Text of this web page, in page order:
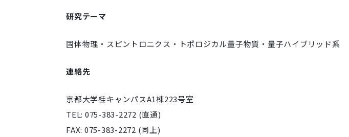
研究テーマ
固体物理・スピントロニクス・トポロジカル量子物質・量子ハイブリッド系
連絡先
京都大学桂キャンパスA1棟223号室
TEL: 075-383-2272 (直通)
FAX: 075-383-2272 (同上)